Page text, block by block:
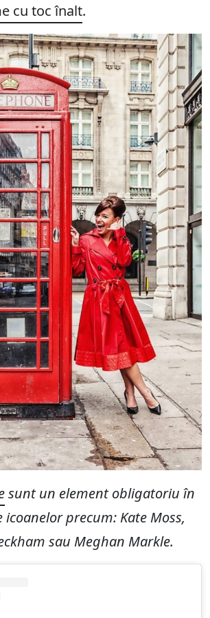
cu toc înalt.
sunt un element obligatoriu în
precum: Kate Moss,
sau Meghan Markle.